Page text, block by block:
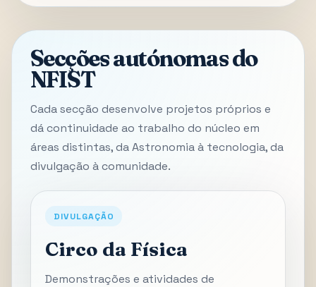
Secções autónomas do
NFIST
Cada secção desenvolve projetos próprios e
dá continuidade ao trabalho do núcleo em
áreas distintas, da Astronomia à tecnologia, da
divulgação à comunidade.
DIVULGAÇÃO
Circo da Física
Demonstrações e atividades de